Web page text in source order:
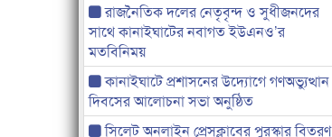
রাজনৈতিক দলের নেতৃবৃন্দ ও সুধীজনদের
সাথে কানাইঘাটের নবাগত ইউএনও’র
মতবিনিময়
কানাইঘাটে প্রশাসনের উদ্যোগে গণঅভ্যুত্থান
দিবসের আলোচনা সভা অনুষ্ঠিত
সিলেট অনলাইন প্রেসক্লাবের পুরস্কার বিতরণ